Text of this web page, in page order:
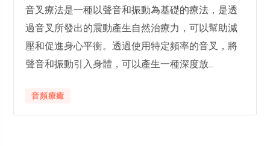
音叉療法是一種以聲音和振動為基礎的療法，是透
過音叉所發出的震動產生自然治療力，可以幫助減
壓和促進身心平衡。透過使用特定頻率的音叉，將
聲音和振動引入身體，可以產生一種深度放...
⾳頻療癒